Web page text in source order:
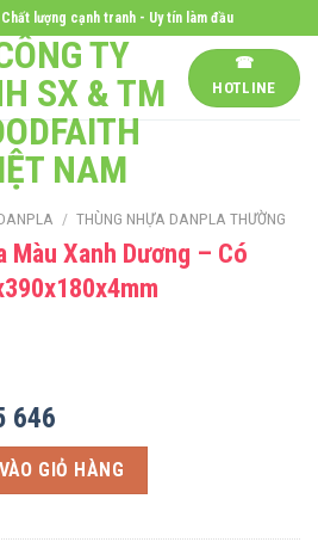
lượng cạnh tranh - Uy tín làm đầu
☎
HOTLINE
/ THÙNG NHỰA DANPLA THƯỜNG
Màu Xanh Dương – Có
646
Dương - Có Vách Chia 4 Ô
GIỎ HÀNG